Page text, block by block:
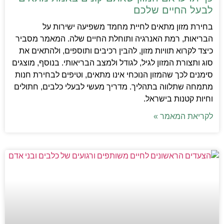
לבעל החיים שלכם
בחירת מזון מתאים לחיית מחמד משפיעה ישירות על
הבריאות, רמת האנרגיה ותוחלת החיים שלה. המאמר מסביר
כיצד לקרוא תוויות מזון, להבין רכיבים ותוספים, ולהתאים את
סוג ותצורת המזון לגיל, לגודל ולמצב הבריאותי. בנוסף, מוצגים
סימנים לכך שהמזון הנוכחי אינו מתאים, וטיפים לבחירת חנות
מתמחה שתלווה בתהליך. מדריך מעשי לבעלי כלבים, חתולים
וחיות קטנות בישראל.
לקריאת המאמר »